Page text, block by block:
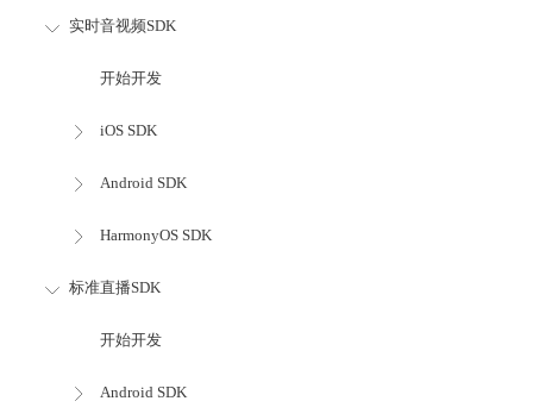
实时音视频SDK
开始开发
iOS SDK
Android SDK
HarmonyOS SDK
标准直播SDK
开始开发
Android SDK